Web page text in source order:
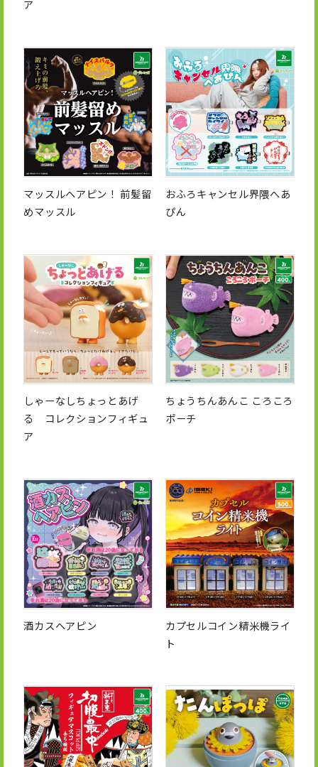
ア
マッスルヘアピン！ 前髪留
めマッスル
おふろキャンセル界隈へあ
ぴん
しゃーなしちょっとあげ
る コレクションフィギュ
ア
ちょうちんあんこ ころころ
ポーチ
酒カスヘアピン
カプセルコイン精米機ライ
ト